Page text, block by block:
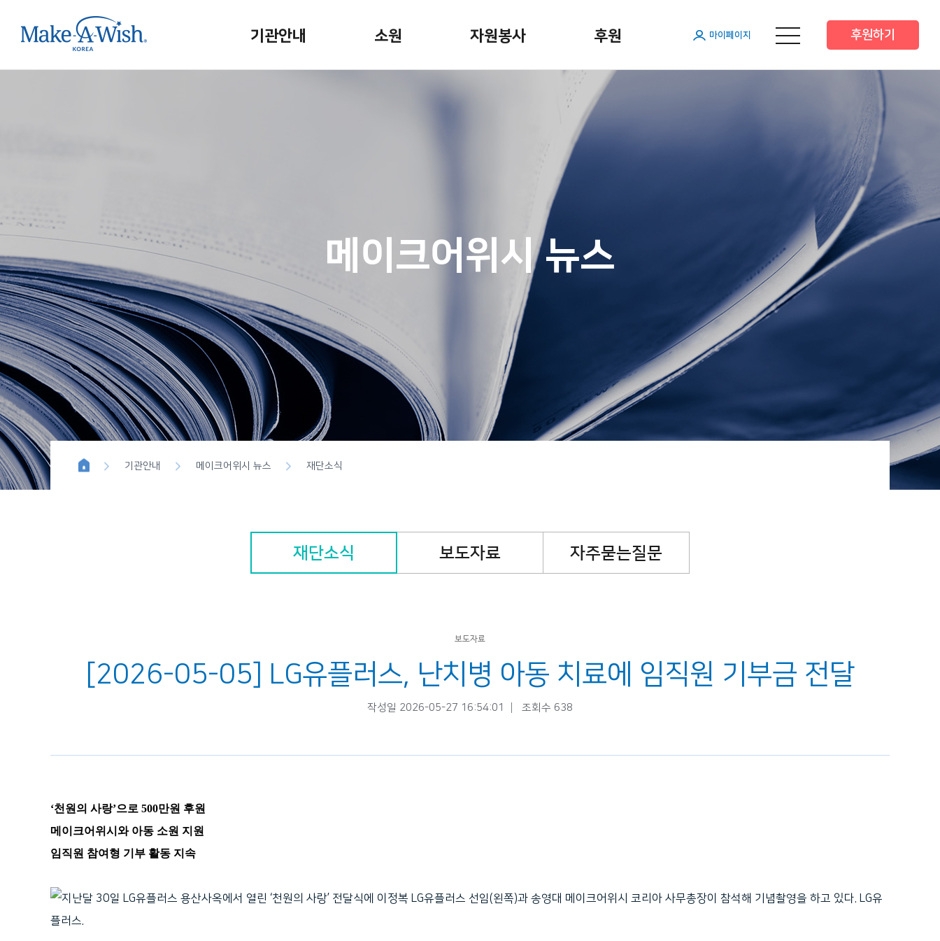
기관안내 소원 자원봉사 후원
정기후원
위시이펙트 블루버튼 캠페인 기념일후원
메뉴 열기
마이페이지 후원하기
메이크어위시 뉴스
기관안내 메이크어위시 뉴스 재단소식
재단소식 보도자료 자주묻는질문
보도자료
[2026-05-05] LG유플러스, 난치병 아동 치료에 임직원 기부금 전달
작성일 2026-05-27 16:54:01 조회수 638
‘천원의 사랑’으로 500만원 후원
메이크어위시와 아동 소원 지원
임직원 참여형 기부 활동 지속